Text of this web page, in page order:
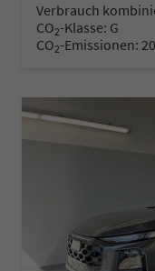
Verbrauch
CO2-Klasse: G
CO2-Emissionen: